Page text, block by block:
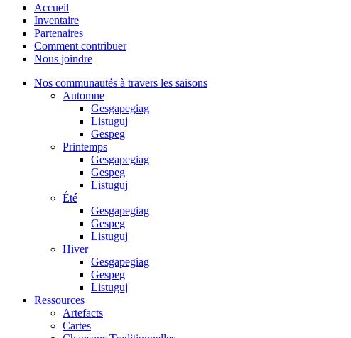
Accueil
Inventaire
Partenaires
Comment contribuer
Nous joindre
Nos communautés à travers les saisons
Automne
Gesgapegiag
Listuguj
Gespeg
Printemps
Gesgapegiag
Gespeg
Listuguj
Été
Gesgapegiag
Gespeg
Listuguj
Hiver
Gesgapegiag
Gespeg
Listuguj
Ressources
Artefacts
Cartes